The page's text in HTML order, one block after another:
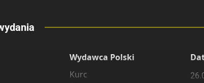
Wydawca Polski
Kurc